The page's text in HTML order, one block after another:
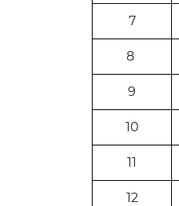
7
8
9
10
11
12